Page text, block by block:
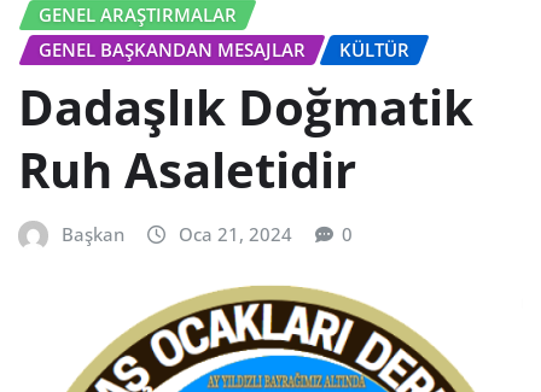
GENEL ARAŞTIRMALAR
GENEL BAŞKANDAN MESAJLAR
KÜLTÜR
Dadaşlık Doğmatik
Ruh Asaletidir
Başkan Oca 21, 2024 0